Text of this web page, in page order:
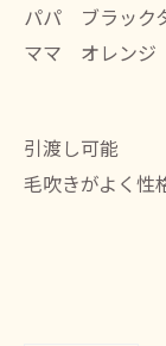
パパ ブラック
ママ オレンジ
引渡し可能
毛吹きがよく性